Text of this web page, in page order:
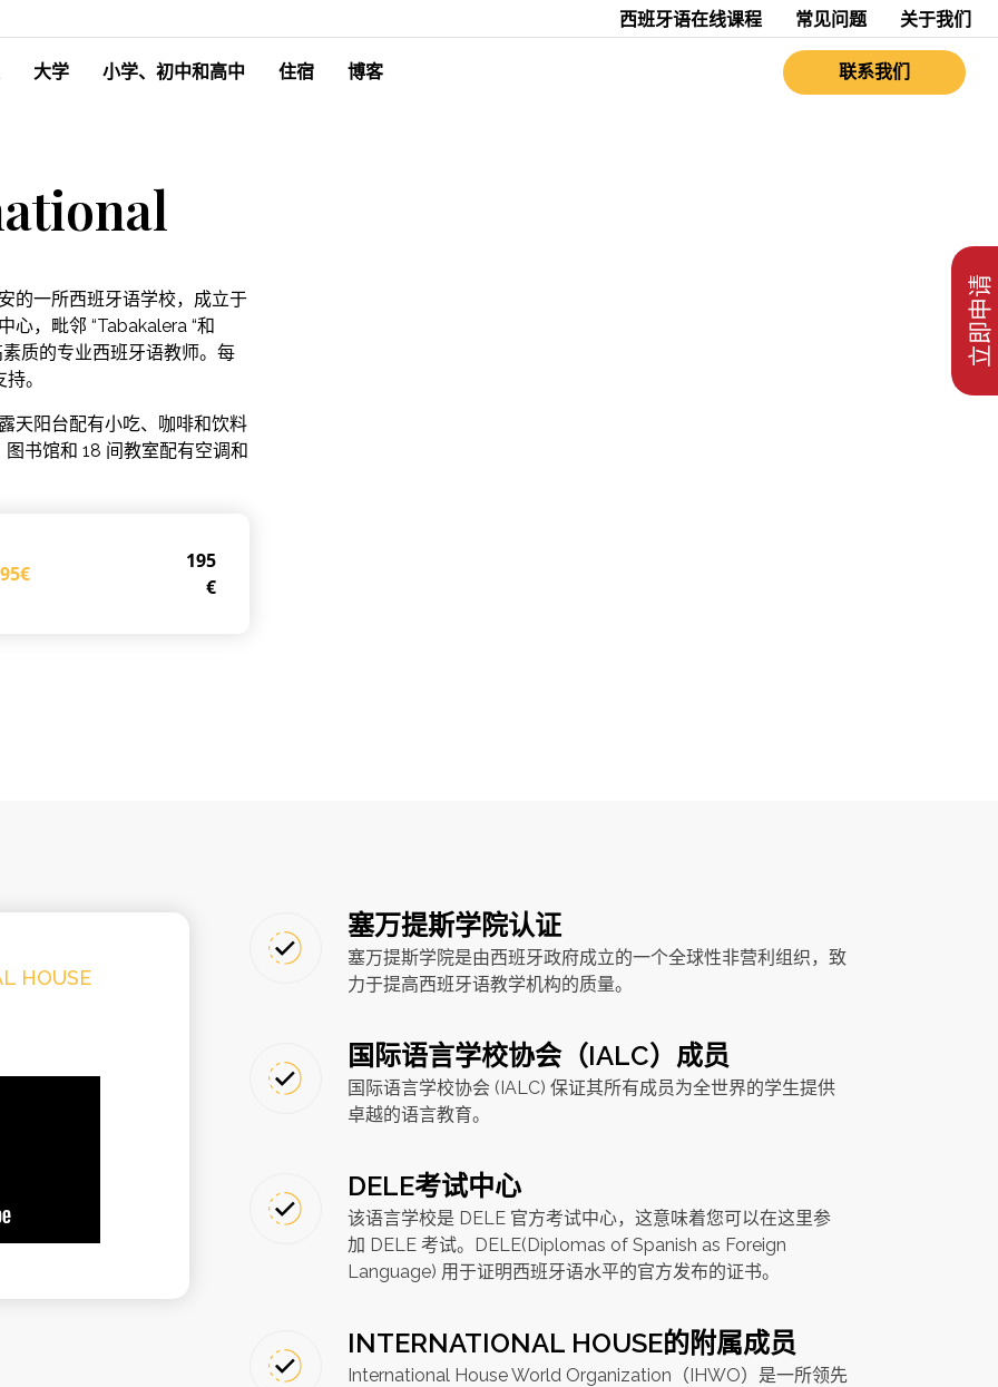
西班牙语在线课程 常见问题 关于我们
大学 小学、初中和高中 住宿 博客 联系我们
立即申请
的一所西班牙语学校，成立于
心，毗邻 “Tabakalera “和
质的专业西班牙语教师。每
。
天阳台配有小吃、咖啡和饮料
书馆和 18 间教室配有空调和
195
€
HOUSE
塞万提斯学院认证
塞万提斯学院是由西班牙政府成立的一个全球性非营利组织，致
力于提高西班牙语教学机构的质量。
国际语言学校协会（IALC）成员
国际语言学校协会 (IALC) 保证其所有成员为全世界的学生提供
卓越的语言教育。
DELE考试中心
该语言学校是 DELE 官方考试中心，这意味着您可以在这里参
加 DELE 考试。DELE(Diplomas of Spanish as Foreign
Language) 用于证明西班牙语水平的官方发布的证书。
INTERNATIONAL HOUSE的附属成员
International House World Organization（IHWO）是一所领先